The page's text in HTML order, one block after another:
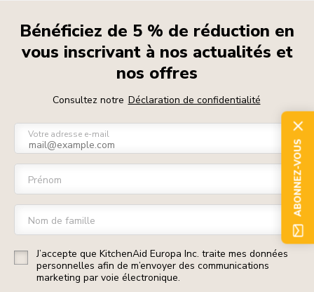
Bénéficiez de 5 % de réduction en
vous inscrivant à nos actualités et
nos offres
Consultez notre Déclaration de confidentialité
Votre adresse e-mail
Prénom
Nom de famille
J’accepte que KitchenAid Europa Inc. traite mes données
personnelles afin de m’envoyer des communications
marketing par voie électronique.
ABONNEZ-VOUS